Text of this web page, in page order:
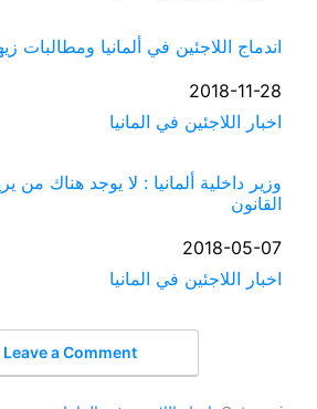
اندماج اللاجئين في ألمانيا ومطالبات
التاريخ
2018-11-28
في ما يتعلق بما يأتي
اخبار اللاجئين في المانيا
وزير داخلية ألمانيا : لا يوجد هناك من
القانون
التاريخ
2018-05-07
في ما يتعلق بما يأتي
اخبار اللاجئين في المانيا
Leave a Comment